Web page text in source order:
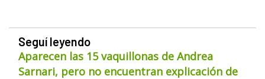
Seguí leyendo
Aparecen las 15 vaquillonas de Andrea
Sarnari, pero no encuentran explicación de